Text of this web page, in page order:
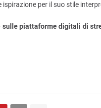
per il suo stile
sulle piattaforme digitali di